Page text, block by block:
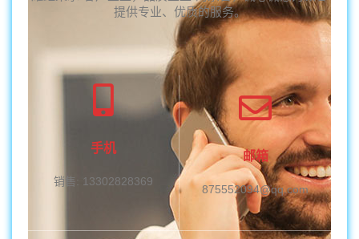
提供专业、优质的服务。
手机
销售: 13302828369
邮箱
875552094@qq.com